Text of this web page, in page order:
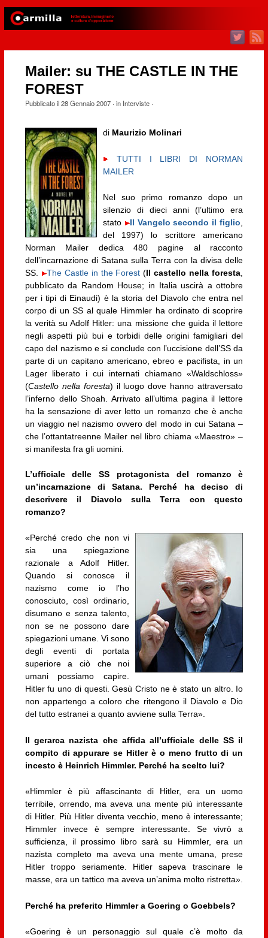
Mailer: su THE CASTLE IN THE
FOREST
Pubblicato il28 Gennaio 2007· in Interviste·
di Maurizio Molinari
TUTTI I LIBRI DI NORMAN
MAILER
Nel suo primo romanzo dopo un
silenzio di dieci anni (l’ultimo era
stato
Il Vangelo secondo il figlio
del 1997) lo scrittore americano
Norman Mailer dedica 480 pagine al racconto
dell’incarnazione di Satana sulla Terra con la divisa delle
SS.
The Castle in the Forest (Il castello nella foresta
pubblicato da Random House; in Italia uscirà a ottobre
per i tipi di Einaudi) è la storia del Diavolo che entra nel
corpo di un SS al quale Himmler ha ordinato di scoprire
la verità su Adolf Hitler: una missione che guida il lettore
negli aspetti più bui e torbidi delle origini famigliari del
capo del nazismo e si conclude con l’uccisione dell’SS da
parte di un capitano americano, ebreo e pacifista, in un
Lager liberato i cui internati chiamano «Waldschloss»
(Castello nella foresta) il luogo dove hanno attraversato
l’inferno dello Shoah. Arrivato all’ultima pagina il lettore
ha la sensazione di aver letto un romanzo che è anche
un viaggio nel nazismo ovvero del modo in cui Satana –
che l’ottantatreenne Mailer nel libro chiama «Maestro» –
si manifesta fra gli uomini.
L’ufficiale delle SS protagonista del romanzo è
un’incarnazione di Satana. Perché ha deciso di
descrivere il Diavolo sulla Terra con questo
romanzo?
«Perché credo che non vi
sia una spiegazione
razionale a Adolf Hitler.
Quando si conosce il
nazismo come io l’ho
conosciuto, così ordinario,
disumano e senza talento,
non se ne possono dare
spiegazioni umane. Vi sono
degli eventi di portata
superiore a ciò che noi
umani possiamo capire.
Hitler fu uno di questi. Gesù Cristo ne è stato un altro. Io
non appartengo a coloro che ritengono il Diavolo e Dio
del tutto estranei a quanto avviene sulla Terra».
Il gerarca nazista che affida all’ufficiale delle SS il
compito di appurare se Hitler è o meno frutto di un
incesto è Heinrich Himmler. Perché ha scelto lui?
«Himmler è più affascinante di Hitler, era un uomo
terribile, orrendo, ma aveva una mente più interessante
di Hitler. Più Hitler diventa vecchio, meno è interessante;
Himmler invece è sempre interessante. Se vivrò a
sufficienza, il prossimo libro sarà su Himmler, era un
nazista completo ma aveva una mente umana, prese
Hitler troppo seriamente. Hitler sapeva trascinare le
masse, era un tattico ma aveva un’anima molto ristretta».
Perché ha preferito Himmler a Goering o Goebbels?
«Goering è un personaggio sul quale c’è molto da